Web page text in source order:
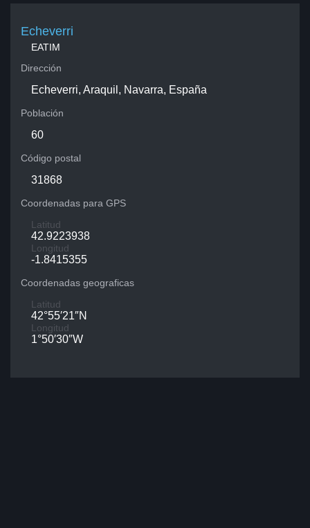
Echeverri
EATIM
Dirección
Echeverri, Araquil, Navarra, España
Población
60
Código postal
31868
Coordenadas para GPS
Latitud
42.9223938
Longitud
-1.8415355
Coordenadas geograficas
Latitud
42°55′21″N
Longitud
1°50′30″W